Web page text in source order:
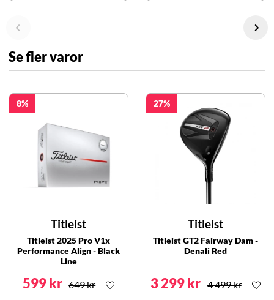
Se fler varor
8
Titleist
Titleist 2025 Pro V1x
Performance Align - Black
Line
599 kr 649 kr
27
Titleist
Titleist GT2 Fairway Dam -
Denali Red
3 299 kr 4 499 kr